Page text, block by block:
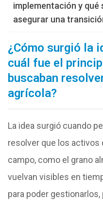
implementación y
asegurar una
¿Cómo surgió la
cuál fue el
buscaban
agrícola?
La idea surgió cuando
resolver que los activos
campo, como el grano
vuelvan visibles en
para poder